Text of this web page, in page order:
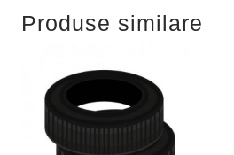
Produse similare